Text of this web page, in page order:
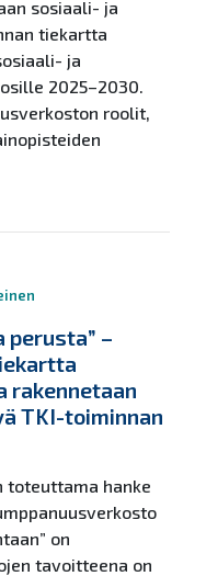
sosiaali- ja
tiekartta
ja
2025–2030.
roolit,
perusta” –
rakennetaan
TKI-toiminnan
toteuttama hanke
on
tavoitteena on